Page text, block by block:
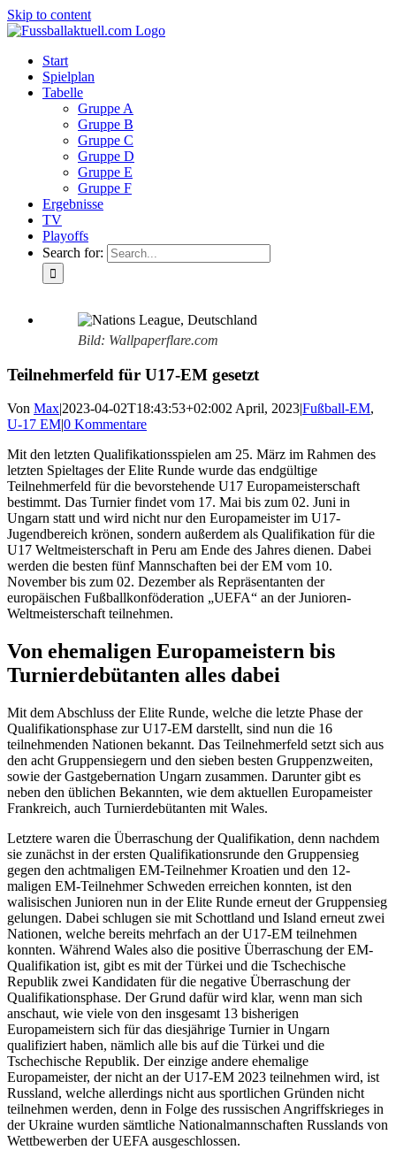
Skip to content
Start
Spielplan
Tabelle
Gruppe A
Gruppe B
Gruppe C
Gruppe D
Gruppe E
Gruppe F
Ergebnisse
TV
Playoffs
Search for:
Bild: Wallpaperflare.com
Teilnehmerfeld für U17-EM gesetzt
Von Max|2023-04-02T18:43:53+02:002 April, 2023|Fußball-EM,
U-17 EM|0 Kommentare
Mit den letzten Qualifikationsspielen am 25. März im Rahmen des
letzten Spieltages der Elite Runde wurde das endgültige
Teilnehmerfeld für die bevorstehende U17 Europameisterschaft
bestimmt. Das Turnier findet vom 17. Mai bis zum 02. Juni in
Ungarn statt und wird nicht nur den Europameister im U17-
Jugendbereich krönen, sondern außerdem als Qualifikation für die
U17 Weltmeisterschaft in Peru am Ende des Jahres dienen. Dabei
werden die besten fünf Mannschaften bei der EM vom 10.
November bis zum 02. Dezember als Repräsentanten der
europäischen Fußballkonföderation „UEFA“ an der Junioren-
Weltmeisterschaft teilnehmen.
Von ehemaligen Europameistern bis
Turnierdebütanten alles dabei
Mit dem Abschluss der Elite Runde, welche die letzte Phase der
Qualifikationsphase zur U17-EM darstellt, sind nun die 16
teilnehmenden Nationen bekannt. Das Teilnehmerfeld setzt sich aus
den acht Gruppensiegern und den sieben besten Gruppenzweiten,
sowie der Gastgebernation Ungarn zusammen. Darunter gibt es
neben den üblichen Bekannten, wie dem aktuellen Europameister
Frankreich, auch Turnierdebütanten mit Wales.
Letztere waren die Überraschung der Qualifikation, denn nachdem
sie zunächst in der ersten Qualifikationsrunde den Gruppensieg
gegen den achtmaligen EM-Teilnehmer Kroatien und den 12-
maligen EM-Teilnehmer Schweden erreichen konnten, ist den
walisischen Junioren nun in der Elite Runde erneut der Gruppensieg
gelungen. Dabei schlugen sie mit Schottland und Island erneut zwei
Nationen, welche bereits mehrfach an der U17-EM teilnehmen
konnten. Während Wales also die positive Überraschung der EM-
Qualifikation ist, gibt es mit der Türkei und die Tschechische
Republik zwei Kandidaten für die negative Überraschung der
Qualifikationsphase. Der Grund dafür wird klar, wenn man sich
anschaut, wie viele von den insgesamt 13 bisherigen
Europameistern sich für das diesjährige Turnier in Ungarn
qualifiziert haben, nämlich alle bis auf die Türkei und die
Tschechische Republik. Der einzige andere ehemalige
Europameister, der nicht an der U17-EM 2023 teilnehmen wird, ist
Russland, welche allerdings nicht aus sportlichen Gründen nicht
teilnehmen werden, denn in Folge des russischen Angriffskrieges in
der Ukraine wurden sämtliche Nationalmannschaften Russlands von
Wettbewerben der UEFA ausgeschlossen.